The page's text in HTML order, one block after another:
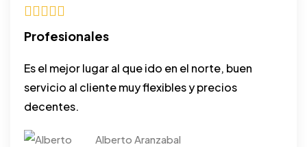
Profesionales
Es el mejor lugar al que ido en el norte, buen
servicio al cliente muy flexibles y precios
decentes.
Alberto Aranzabal